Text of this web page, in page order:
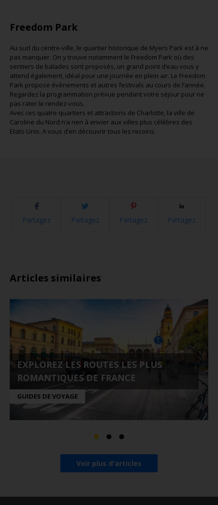
Freedom Park
Au sud du centre-ville, le quartier historique de Myers Park est à ne
pas manquer. On y trouve notamment le Freedom Park où des
sentiers de balades sont proposés, un grand point d’eau vous y
attend également, idéal pour une journée en plein air. Le Freedom
Park propose évènements et autres festivals au cours de l’année.
Regardez la programmation prévue pendant votre séjour pour ne
pas rater le rendez-vous.
Avec ces quatre quartiers et attractions de Charlotte, la ville de
Caroline du Nord n’a rien à envier aux villes plus célèbres des
Etats-Unis. A vous d’en découvrir tous les recoins.
Partagez Partagez Partagez Partagez
Articles similaires
EXPLOREZ LES ROUTES LES PLUS
ROMANTIQUES DE FRANCE
GUIDES DE VOYAGE
Voir plus d'articles